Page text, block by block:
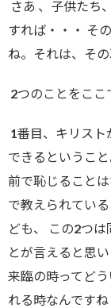
さあ 、 子供たち、
すれば・・・ そ
ね。それは、 そ
2つのことをここ
1番目、キリスト
できるというこ
前で恥じること
で教えられてい
ども、
この2つ
とが言えると思
来臨の時ってど
れる時なんですね